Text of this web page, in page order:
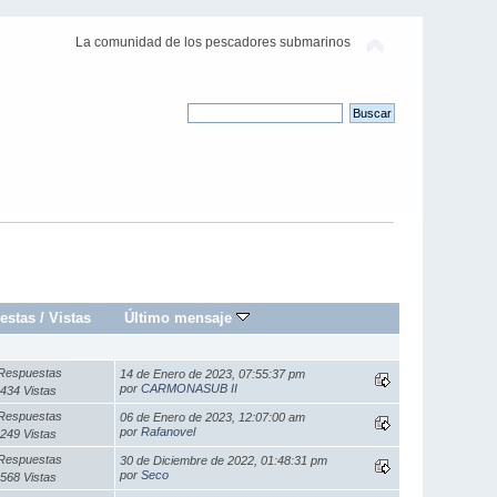
La comunidad de los pescadores submarinos
/Vistas Último mensaje
Vistas
14 de Enero de 2023, 07:55:37 pm
porCARMONASUB II
Vistas
06 de Enero de 2023, 12:07:00 am
porRafanovel
Vistas
30 de Diciembre de 2022, 01:48:31 pm
porSeco